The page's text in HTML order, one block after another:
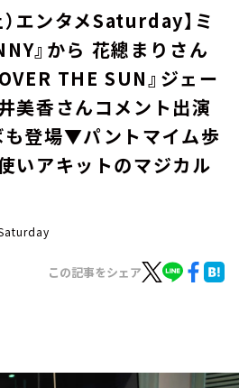
）エンタメSaturday】ミ
』から 花總まりさん
THE SUN』ジェー
美⾹さんコメント出演
登場▼パントマイム歩
いアキットのマジカル
この記事をシェア